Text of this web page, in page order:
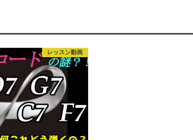
レッスン動画